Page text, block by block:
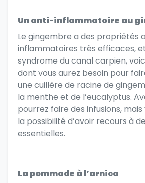
Un anti-inflammatoire au
Le gingembre a des propriétés
inflammatoires très efficaces,
syndrome du canal carpien,
dont vous aurez besoin pour
une cuillère de racine de
la menthe et de l’eucalyptus.
pourrez faire des infusions, mais
la possibilité d’avoir recours à
essentielles.
La pommade à l’arnica